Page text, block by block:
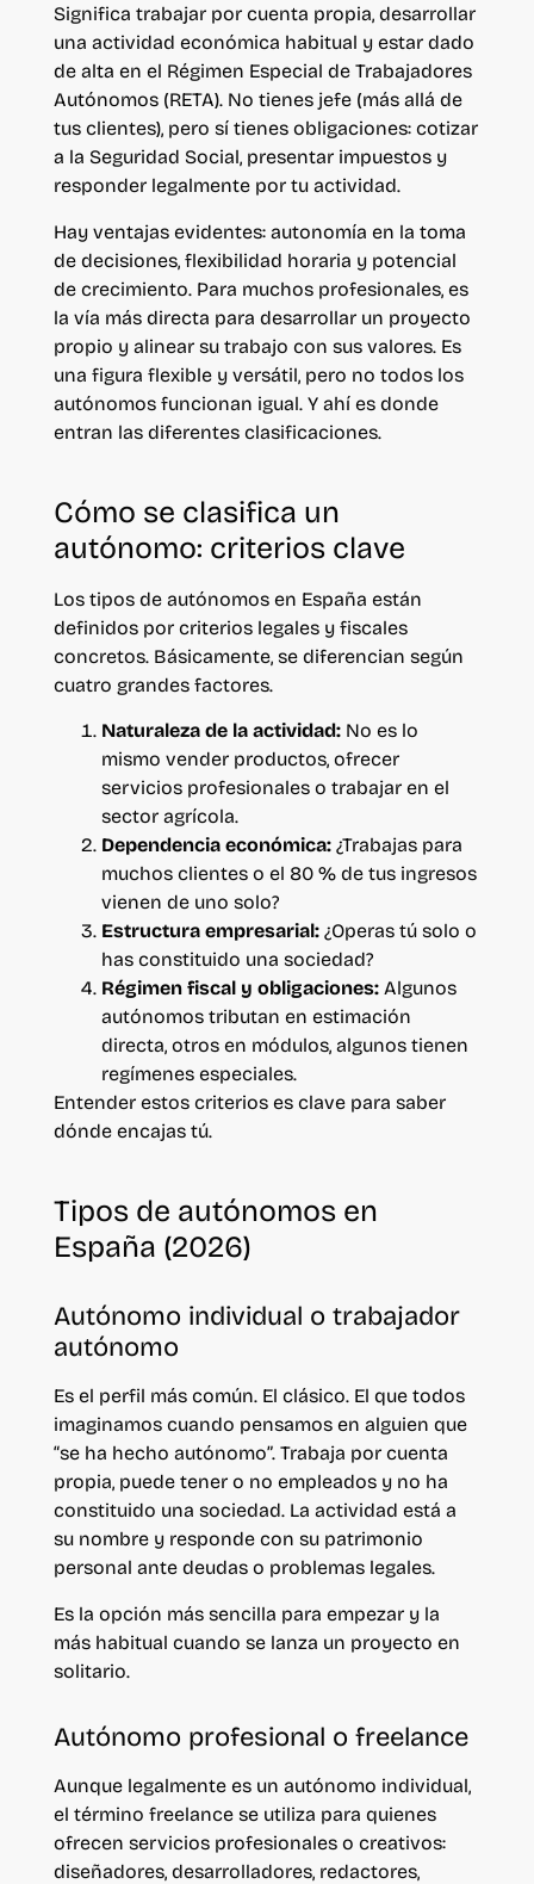
Significa trabajar por cuenta propia, desarrollar
una actividad económica habitual y estar dado
de alta en el Régimen Especial de Trabajadores
Autónomos (RETA). No tienes jefe (más allá de
tus clientes), pero sí tienes obligaciones: cotizar
a la Seguridad Social, presentar impuestos y
responder legalmente por tu actividad.
Hay ventajas evidentes: autonomía en la toma
de decisiones, flexibilidad horaria y potencial
de crecimiento. Para muchos profesionales, es
la vía más directa para desarrollar un proyecto
propio y alinear su trabajo con sus valores. Es
una figura flexible y versátil, pero no todos los
autónomos funcionan igual. Y ahí es donde
entran las diferentes clasificaciones.
Cómo se clasifica un
autónomo: criterios clave
Los tipos de autónomos en España están
definidos por criterios legales y fiscales
concretos. Básicamente, se diferencian según
cuatro grandes factores.
Naturaleza de la actividad: No es lo
mismo vender productos, ofrecer
servicios profesionales o trabajar en el
sector agrícola.
Dependencia económica: ¿Trabajas para
muchos clientes o el 80 % de tus ingresos
vienen de uno solo?
Estructura empresarial: ¿Operas tú solo o
has constituido una sociedad?
Régimen fiscal y obligaciones: Algunos
autónomos tributan en estimación
directa, otros en módulos, algunos tienen
regímenes especiales.
Entender estos criterios es clave para saber
dónde encajas tú.
Tipos de autónomos en
España (2026)
Autónomo individual o trabajador
autónomo
Es el perfil más común. El clásico. El que todos
imaginamos cuando pensamos en alguien que
“se ha hecho autónomo”. Trabaja por cuenta
propia, puede tener o no empleados y no ha
constituido una sociedad. La actividad está a
su nombre y responde con su patrimonio
personal ante deudas o problemas legales.
Es la opción más sencilla para empezar y la
más habitual cuando se lanza un proyecto en
solitario.
Autónomo profesional o freelance
Aunque legalmente es un autónomo individual,
el término freelance se utiliza para quienes
ofrecen servicios profesionales o creativos:
diseñadores, desarrolladores, redactores,